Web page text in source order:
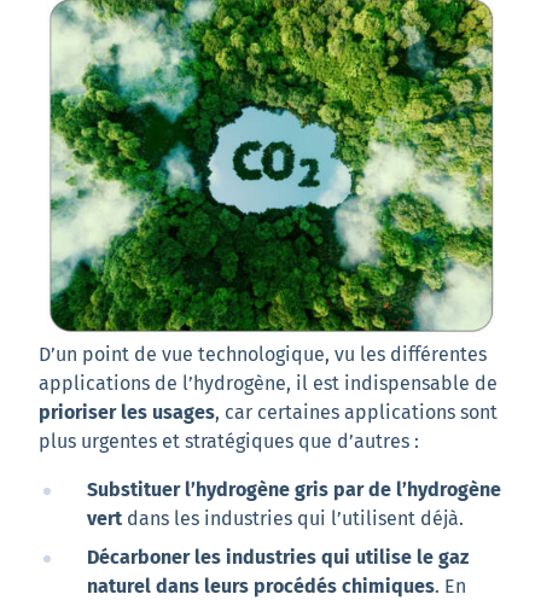
D’un point de vue technologique, vu les différentes
applications de l’hydrogène, il est indispensable de
prioriser les usages, car certaines applications sont
plus urgentes et stratégiques que d’autres :
Substituer l’hydrogène gris par de l’hydrogène
vert dans les industries qui l’utilisent déjà.
Décarboner les industries qui utilise le gaz
naturel dans leurs procédés chimiques. En